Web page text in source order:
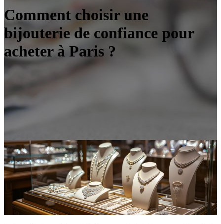
Comment choisir une
bijouterie de confiance pour
acheter à Paris ?